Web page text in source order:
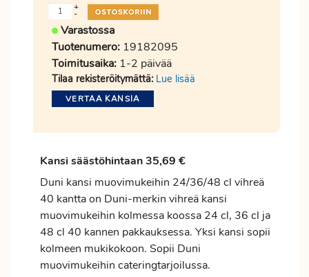
-
+
Varastossa
Tuotenumero: 19182095
Toimitusaika: 1-2 päivää
Tilaa rekisteröitymättä: Lue lisää
VERTAA KANSIA
Kansi säästöhintaan 35,69 €
Duni kansi muovimukeihin 24/36/48 cl vihreä
40 kantta on Duni-merkin vihreä kansi
muovimukeihin kolmessa koossa 24 cl, 36 cl ja
48 cl 40 kannen pakkauksessa. Yksi kansi sopii
kolmeen mukikokoon. Sopii Duni
muovimukeihin cateringtarjoilussa.